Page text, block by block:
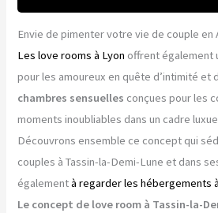
Envie de pimenter votre vie de couple en
Les love rooms à Lyon offrent également
pour les amoureux en quête d’intimité et
chambres sensuelles conçues pour les
moments inoubliables dans un cadre
Découvrons ensemble ce concept qui
couples à Tassin-la-Demi-Lune et dans
égalementà regarder les hébergements
Le concept de love room à Tassin-la-